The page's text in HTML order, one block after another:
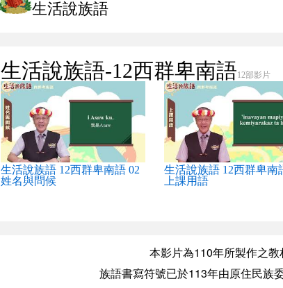
生活說族語
生活說族語-12西群卑南語12部影片
生活說族語 12西群卑南語 02
姓名與問候
生活說族語 12西群卑南
上課用語
本影片為110年所製作之教
族語書寫符號已於113年由原住民族